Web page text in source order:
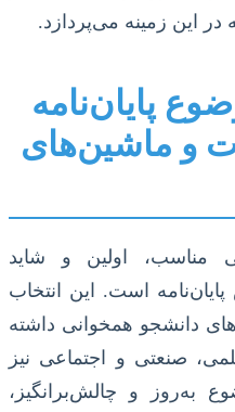
این زمینه می‌پردازد.
پایان‌نامه
و ماشین‌های
مناسب، اولین و شاید
است. این انتخاب
دانشجو همخوانی داشته
صنعتی و اجتماعی نیز
به‌روز و چالش‌برانگیز،